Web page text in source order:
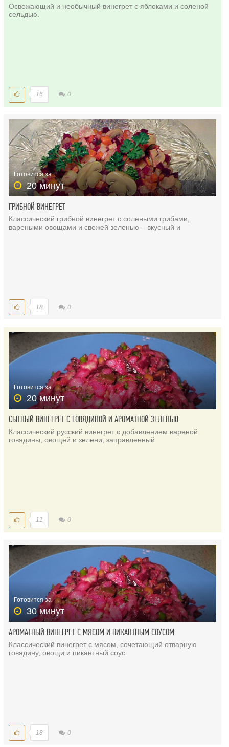
Освежающий и необычный винегрет с яблоками и соленой
сельдью.
16 0
Готовится за
20 минут
ГРИБНОЙ ВИНЕГРЕТ
Классический грибной винегрет с солеными грибами,
вареными овощами и свежей зеленью – вкусный и
18 0
Готовится за
20 минут
СЫТНЫЙ ВИНЕГРЕТ С ГОВЯДИНОЙ И АРОМАТНОЙ ЗЕЛЕНЬЮ
Классический русский винегрет с добавлением вареной
говядины, овощей и зелени, заправленный
11 0
Готовится за
30 минут
АРОМАТНЫЙ ВИНЕГРЕТ С МЯСОМ И ПИКАНТНЫМ СОУСОМ
Классический винегрет с мясом, сочетающий отварную
говядину, овощи и пикантный соус.
18 0